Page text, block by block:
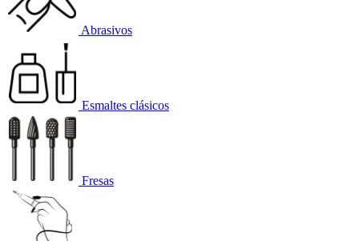
Abrasivos
Esmaltes clásicos
Fresas